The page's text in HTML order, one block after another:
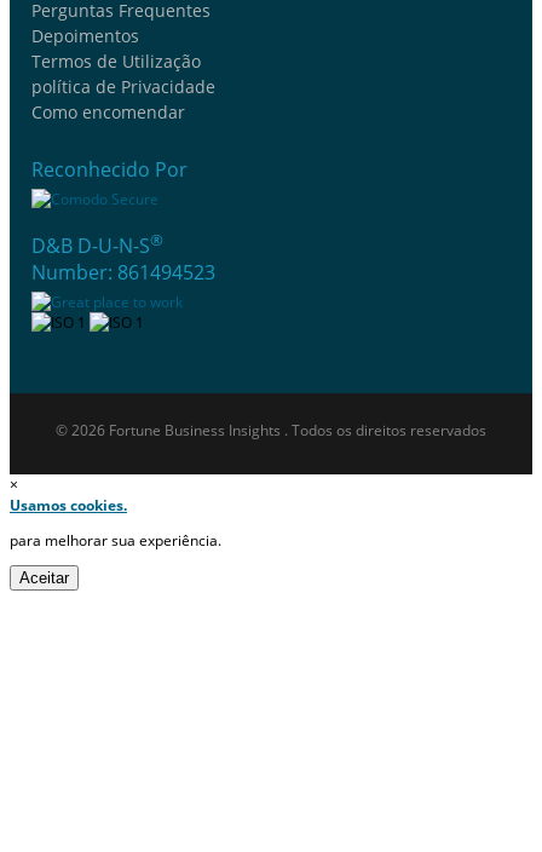
Perguntas Frequentes
Depoimentos
Termos de Utilização
política de Privacidade
Como encomendar
Reconhecido Por
D&B D-U-N-S®
Number: 861494523
© 2026 Fortune Business Insights . Todos os direitos reservados
×
Usamos cookies.
para melhorar sua experiência.
Aceitar